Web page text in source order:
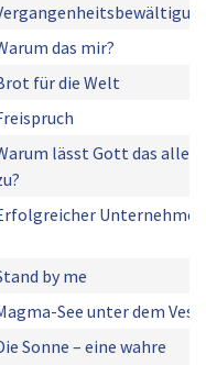
das mir?
für die Welt
lässt Gott das alles
by me
See unter dem
Sonne – eine wahre